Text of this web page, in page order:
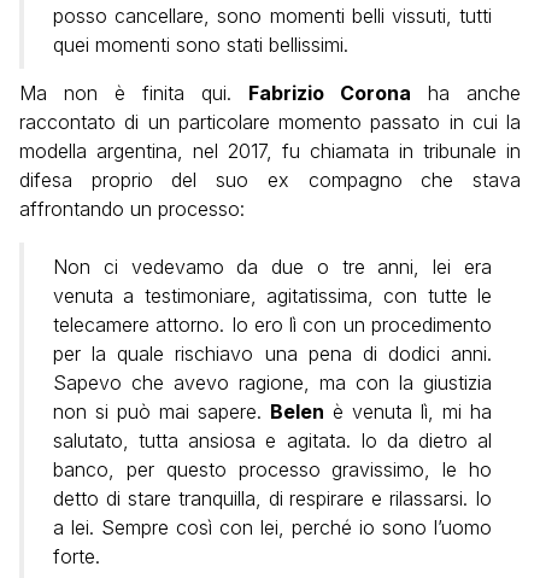
posso cancellare, sono momenti belli vissuti, tutti
quei momenti sono stati bellissimi.
Ma non è finita qui. Fabrizio Corona ha anche
raccontato di un particolare momento passato in cui la
modella argentina, nel 2017, fu chiamata in tribunale in
difesa proprio del suo ex compagno che stava
affrontando un processo:
Non ci vedevamo da due o tre anni, lei era
venuta a testimoniare, agitatissima, con tutte le
telecamere attorno. Io ero lì con un procedimento
per la quale rischiavo una pena di dodici anni.
Sapevo che avevo ragione, ma con la giustizia
non si può mai sapere. Belen è venuta lì, mi ha
salutato, tutta ansiosa e agitata. Io da dietro al
banco, per questo processo gravissimo, le ho
detto di stare tranquilla, di respirare e rilassarsi. Io
a lei. Sempre così con lei, perché io sono l’uomo
forte.